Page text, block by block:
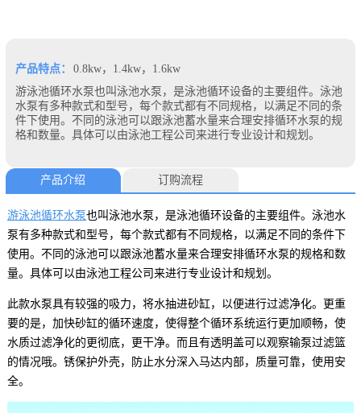
产品特点：
0.8kw，1.4kw，1.6kw
游泳池循环水泵也叫泳池水泵，是泳池循环设备的主要组件。泳池
水泵有多种款式和型号，每个款式都有不同规格，以满足不同的条
件下使用。不同的泳池可以跟泳池蓄水量来合理安排循环水泵的规
格和数量。具体可以由泳池工程公司来进行专业设计和规划。
产品介绍 订购流程
游泳池循环水泵也叫泳池水泵，是泳池循环设备的主要组件。泳池水
泵有多种款式和型号，每个款式都有不同规格，以满足不同的条件下
使用。不同的泳池可以跟泳池蓄水量来合理安排循环水泵的规格和数
量。具体可以由泳池工程公司来进行专业设计和规划。
此款水泵具有较强的吸力，将水抽进砂缸，以便进行过滤净化。更重
要的是，加快砂缸的循环速度，使得整个循环系统运行更加顺畅，使
水质过滤净化的更彻底，更干净。而且有透明盖可以观察输泵过滤篮
的情况哦。锈保护外壳，防止水分深入马达内部，质量可靠，使用安
全。